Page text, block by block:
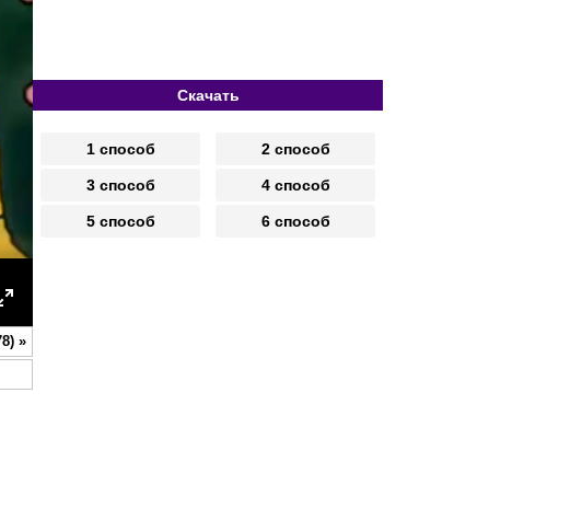
Enter
fullscreen
»
Скачать
1 способ 2 способ
3 способ 4 способ
5 способ 6 способ